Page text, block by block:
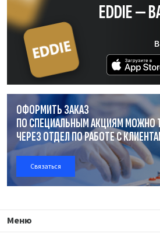
EDDIE —
ОФОРМИТЬ ЗАКАЗ
ПО СПЕЦИАЛЬНЫМ АКЦИЯМ МОЖНО
ЧЕРЕЗ ОТДЕЛПО РАБОТЕС
Связаться
Меню